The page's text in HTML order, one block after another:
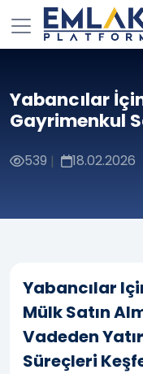
Yabancılar
Gayrimenkul
539 | 18.02.2026
Yabancılar
Mülk Satın
Vadeden
Süreçleri